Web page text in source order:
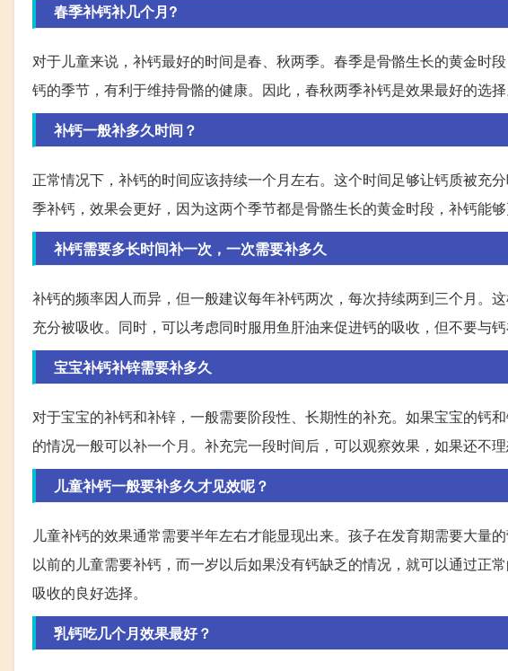
春季补钙补几个月?
对于儿童来说，补钙最好的时间是春、秋两季。春季是骨骼生长的黄金时
钙的季节，有利于维持骨骼的健康。因此，春秋两季补钙是效果最好的选择
补钙一般补多久时间？
正常情况下，补钙的时间应该持续一个月左右。这个时间足够让钙质被充
季补钙，效果会更好，因为这两个季节都是骨骼生长的黄金时段，补钙能够
补钙需要多长时间补一次，一次需要补多久
补钙的频率因人而异，但一般建议每年补钙两次，每次持续两到三个月。
充分被吸收。同时，可以考虑同时服用鱼肝油来促进钙的吸收，但不要与钙
宝宝补钙补锌需要补多久
对于宝宝的补钙和补锌，一般需要阶段性、长期性的补充。如果宝宝的钙
的情况一般可以补一个月。补充完一段时间后，可以观察效果，如果还不理
儿童补钙一般要补多久才见效呢？
儿童补钙的效果通常需要半年左右才能显现出来。孩子在发育期需要大量
以前的儿童需要补钙，而一岁以后如果没有钙缺乏的情况，就可以通过正
吸收的良好选择。
乳钙吃几个月效果最好？